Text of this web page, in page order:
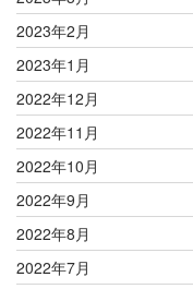
2023年2月
2023年1月
2022年12月
2022年11月
2022年10月
2022年9月
2022年8月
2022年7月